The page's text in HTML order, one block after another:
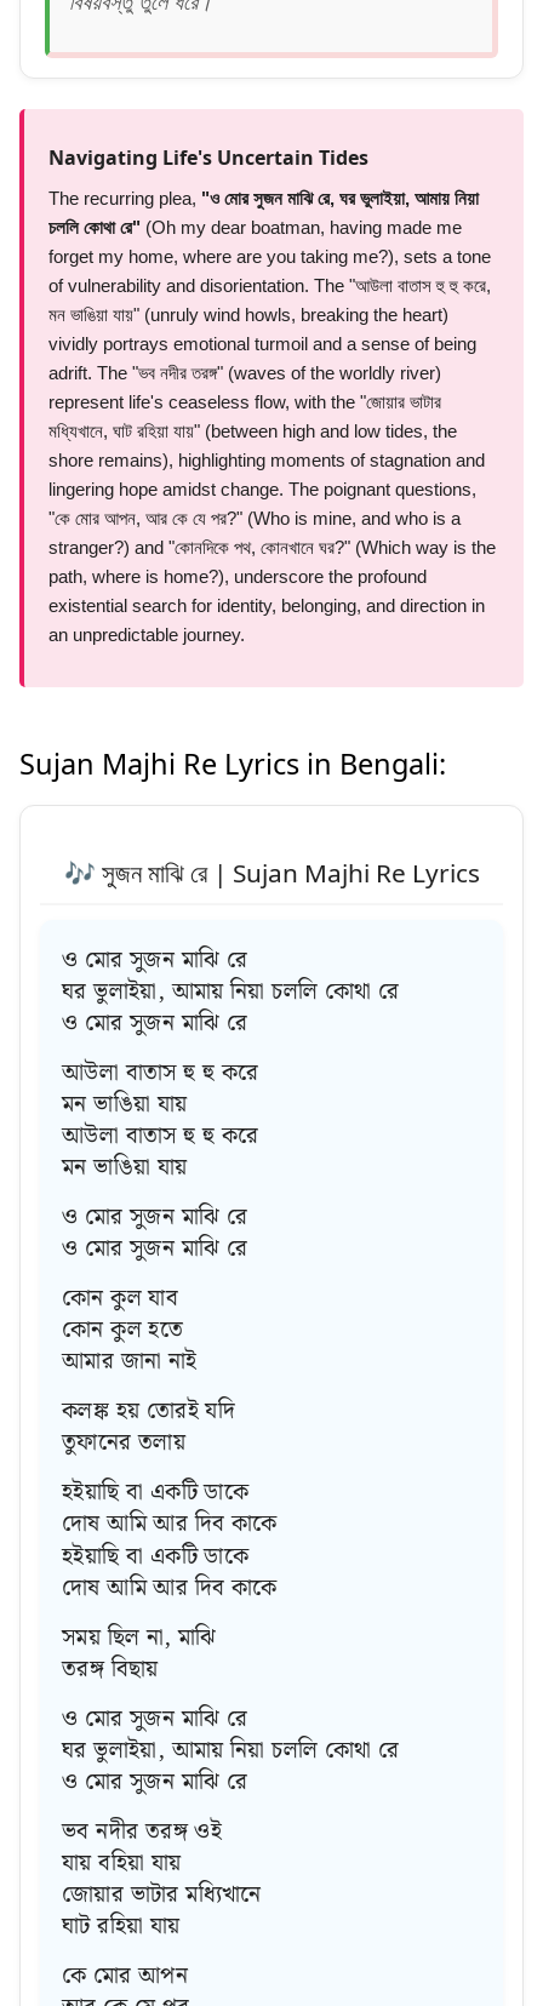
Navigating Life's Uncertain Tides
The recurring plea, "ও মোর সুজন মাঝি রে, ঘর ভুলাইয়া, আমায় নিয়া
চললি কোথা রে" (Oh my dear boatman, having made me
forget my home, where are you taking me?), sets a tone
of vulnerability and disorientation. The "আউলা বাতাস হু হু করে,
মন ভাঙিয়া যায়" (unruly wind howls, breaking the heart)
vividly portrays emotional turmoil and a sense of being
adrift. The "ভব নদীর তরঙ্গ" (waves of the worldly river)
represent life's ceaseless flow, with the "জোয়ার ভাটার
মধ্যিখানে, ঘাট রহিয়া যায়" (between high and low tides, the
shore remains), highlighting moments of stagnation and
lingering hope amidst change. The poignant questions,
"কে মোর আপন, আর কে যে পর?" (Who is mine, and who is a
stranger?) and "কোনদিকে পথ, কোনখানে ঘর?" (Which way is the
path, where is home?), underscore the profound
existential search for identity, belonging, and direction in
an unpredictable journey.
Sujan Majhi Re Lyrics in Bengali:
🎶 সুজন মাঝি রে | Sujan Majhi Re Lyrics
ও মোর সুজন মাঝি রে
ঘর ভুলাইয়া, আমায় নিয়া চললি কোথা রে
ও মোর সুজন মাঝি রে
আউলা বাতাস হু হু করে
মন ভাঙিয়া যায়
আউলা বাতাস হু হু করে
মন ভাঙিয়া যায়
ও মোর সুজন মাঝি রে
ও মোর সুজন মাঝি রে
কোন কুল যাব
কোন কুল হতে
আমার জানা নাই
কলঙ্ক হয় তোরই যদি
তুফানের তলায়
হইয়াছি বা একটি ডাকে
দোষ আমি আর দিব কাকে
হইয়াছি বা একটি ডাকে
দোষ আমি আর দিব কাকে
সময় ছিল না, মাঝি
তরঙ্গ বিছায়
ও মোর সুজন মাঝি রে
ঘর ভুলাইয়া, আমায় নিয়া চললি কোথা রে
ও মোর সুজন মাঝি রে
ভব নদীর তরঙ্গ ওই
যায় বহিয়া যায়
জোয়ার ভাটার মধ্যিখানে
ঘাট রহিয়া যায়
কে মোর আপন